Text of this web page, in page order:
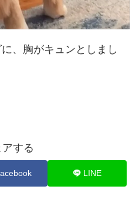
、胸がキュンとしまし
アする
LINE